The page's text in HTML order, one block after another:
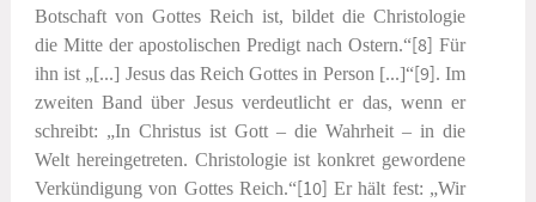
Botschaft von Gottes Reich ist, bildet die Christologie
die Mitte der apostolischen Predigt nach Ostern.“ [8] Für
ihn ist „[...] Jesus das Reich Gottes in Person [...]“[9] . Im
zweiten Band über Jesus verdeutlicht er das, wenn er
schreibt: „In Christus ist Gott – die Wahrheit – in die
Welt hereingetreten. Christologie ist konkret gewordene
Verkündigung von Gottes Reich.“[10] Er hält fest: „Wir